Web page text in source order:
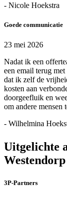
- Nicole Hoekstra
Goede communicatie
23 mei 2026
Nadat ik een
een email terug
dat ik zelf de
kosten aan
doorgeefluik en
om andere mensen
- Wilhelmina
Uitgelichte
Westendorp
3P-Partners